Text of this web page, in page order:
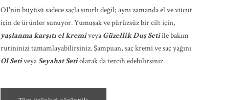
OI'nin büyüsü sadece saçla sınırlı değil; aynı zamanda el ve vücut
için de ürünler sunuyor. Yumuşak ve pürüzsüz bir cilt için,
yaşlanma karşıtı el kremiveya Güzellik Duş Setiile bakım
rutininizi tamamlayabilirsiniz. Şampuan, saç kremi ve saç yağını
OI SetiveyaSeyahat Setiolarak da tercih edebilirsiniz.